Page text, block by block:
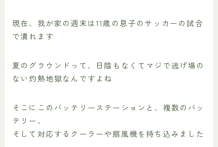
現在、我が家の週末は11歳の息子のサッカーの試合
で潰れます
夏のグラウンドって、日陰もなくてマジで逃げ場の
ない灼熱地獄なんですよね
そこにこのバッテリーステーションと、複数のバッ
テリー、
そして対応するクーラーや扇風機を持ち込みました